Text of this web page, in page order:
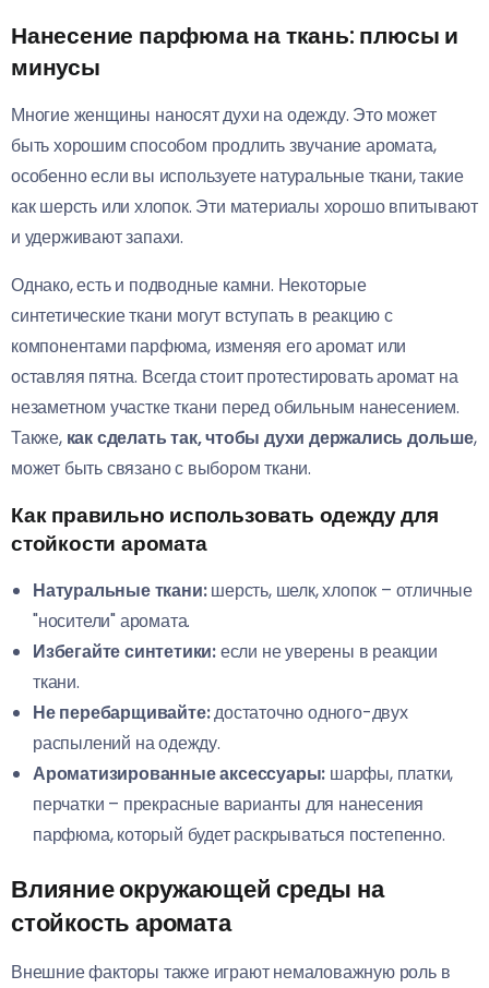
Нанесение парфюма на ткань: плюсы и
минусы
Многие женщины наносят духи на одежду. Это может
быть хорошим способом продлить звучание аромата,
особенно если вы используете натуральные ткани, такие
как шерсть или хлопок. Эти материалы хорошо впитывают
и удерживают запахи.
Однако, есть и подводные камни. Некоторые
синтетические ткани могут вступать в реакцию с
компонентами парфюма, изменяя его аромат или
оставляя пятна. Всегда стоит протестировать аромат на
незаметном участке ткани перед обильным нанесением.
Также, как сделать так, чтобы духи держались дольше,
может быть связано с выбором ткани.
Как правильно использовать одежду для
стойкости аромата
Натуральные ткани:шерсть, шелк, хлопок – отличные
"носители" аромата.
Избегайте синтетики:если не уверены в реакции
ткани.
Не перебарщивайте:достаточно одного-двух
распылений на одежду.
Ароматизированные аксессуары: шарфы, платки,
перчатки – прекрасные варианты для нанесения
парфюма, который будет раскрываться постепенно.
Влияние окружающей среды на
стойкость аромата
Внешние факторы также играют немаловажную роль в